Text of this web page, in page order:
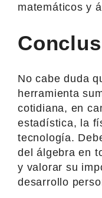
matemáticos y
No cabe duda
herramienta
cotidiana, en
estadística, la
tecnología.
del álgebra en
y valorar su
desarrollo